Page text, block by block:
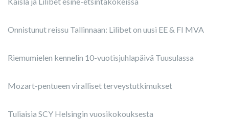
Onnistunut reissu Tallinnaan: Lilibet on uusi EE & FI MVA
Riemumielen kennelin 10-vuotisjuhlapäivä Tuusulassa
Mozart-pentueen viralliset terveystutkimukset
Tuliaisia SCY Helsingin vuosikokouksesta